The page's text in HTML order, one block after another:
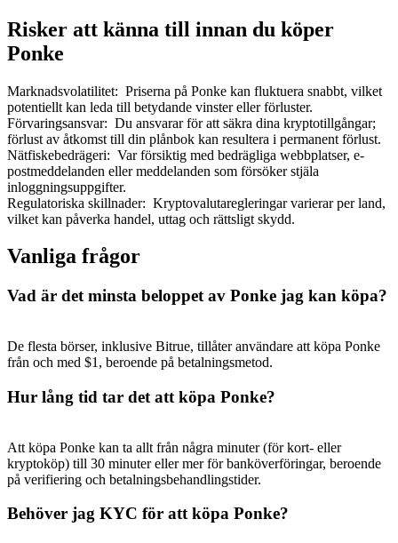
Risker att känna till innan du köper
Ponke
Marknadsvolatilitet: Priserna på Ponke kan fluktuera snabbt, vilket
potentiellt kan leda till betydande vinster eller förluster.
Förvaringsansvar: Du ansvarar för att säkra dina kryptotillgångar;
förlust av åtkomst till din plånbok kan resultera i permanent förlust.
Nätfiskebedrägeri: Var försiktig med bedrägliga webbplatser, e-
postmeddelanden eller meddelanden som försöker stjäla
inloggningsuppgifter.
Regulatoriska skillnader: Kryptovalutaregleringar varierar per land,
vilket kan påverka handel, uttag och rättsligt skydd.
Vanliga frågor
Vad är det minsta beloppet av Ponke jag kan köpa?
De flesta börser, inklusive Bitrue, tillåter användare att köpa Ponke
från och med $1, beroende på betalningsmetod.
Hur lång tid tar det att köpa Ponke?
Att köpa Ponke kan ta allt från några minuter (för kort- eller
kryptoköp) till 30 minuter eller mer för banköverföringar, beroende
på verifiering och betalningsbehandlingstider.
Behöver jag KYC för att köpa Ponke?